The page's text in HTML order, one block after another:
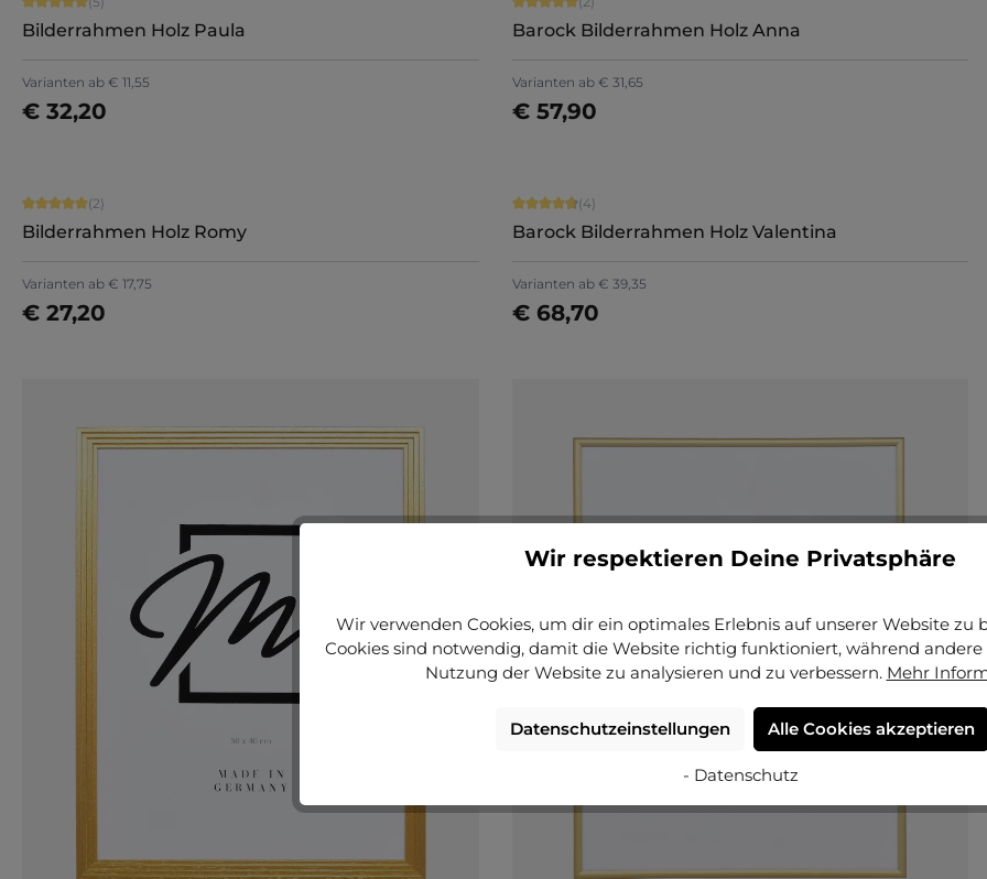
Bilderrahmen Holz Paula
Varianten ab € 11,55
€ 32,20
Jetzt konfigurieren
Barock Bilderrahmen Holz Anna
Varianten ab€ 31,65
€ 57,90
Jetzt konfigurieren
Durchschnittliche Bewertung von 5 von 5 Sternen
(2)
Bilderrahmen Holz Romy
Varianten ab € 17,75
€ 27,20
Jetzt konfigurieren
Durchschnittliche Bewertung von 4.75 von 5 Sternen
(4)
Barock Bilderrahmen Holz Valentina
Varianten ab€ 39,35
€ 68,70
Jetzt konfigurieren
Wir respektieren Deine Privatsphäre
Wir verwenden Cookies, um dir ein optimales Erlebnis auf unserer Website zu
Cookies sind notwendig, damit die Website richtig funktioniert, während andere
Nutzung der Website zu analysieren und zu verbessern. Mehr
Datenschutzeinstellungen Alle Cookies akzeptieren
- Datenschutz